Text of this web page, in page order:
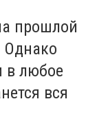
прошлой
Однако
в любое
вся